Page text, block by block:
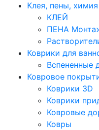
Клея, пены,
КЛЕЙ
ПЕНА
Коврики для
Вспененные
Ковровое
Коврики 3D
Коврики
Ковровые
Ковры